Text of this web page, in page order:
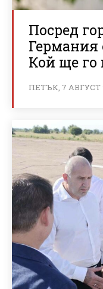
Посред
Германия
Кой ще го
ПЕТЪК, 7 АВГУСТ